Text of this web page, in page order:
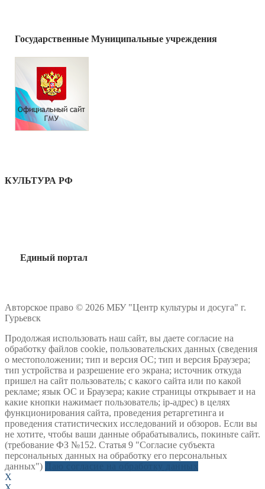
Государственные Муниципальные учреждения
КУЛЬТУРА РФ
Единый портал
Авторское право © 2026 МБУ "Центр культуры и досуга" г.
Гурьевск
Продолжая использовать наш сайт, вы даете согласие на
обработку файлов cookie, пользовательских данных (сведения
о местоположении; тип и версия ОС; тип и версия Браузера;
тип устройства и разрешение его экрана; источник откуда
пришел на сайт пользователь; с какого сайта или по какой
рекламе; язык ОС и Браузера; какие страницы открывает и на
какие кнопки нажимает пользователь; ip-адрес) в целях
функционирования сайта, проведения ретаргетинга и
проведения статистических исследований и обзоров. Если вы
не хотите, чтобы ваши данные обрабатывались, покиньте сайт.
(требование ФЗ №152. Статья 9 "Согласие субъекта
персональных данных на обработку его персональных
данных")
X